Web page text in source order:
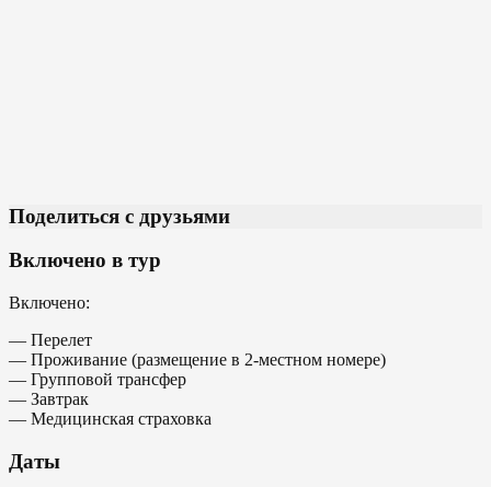
Поделиться с друзьями
Включено в тур
Включено:
— Перелет
— Проживание (размещение в 2-местном номере)
— Групповой трансфер
— Завтрак
— Медицинская страховка
Даты